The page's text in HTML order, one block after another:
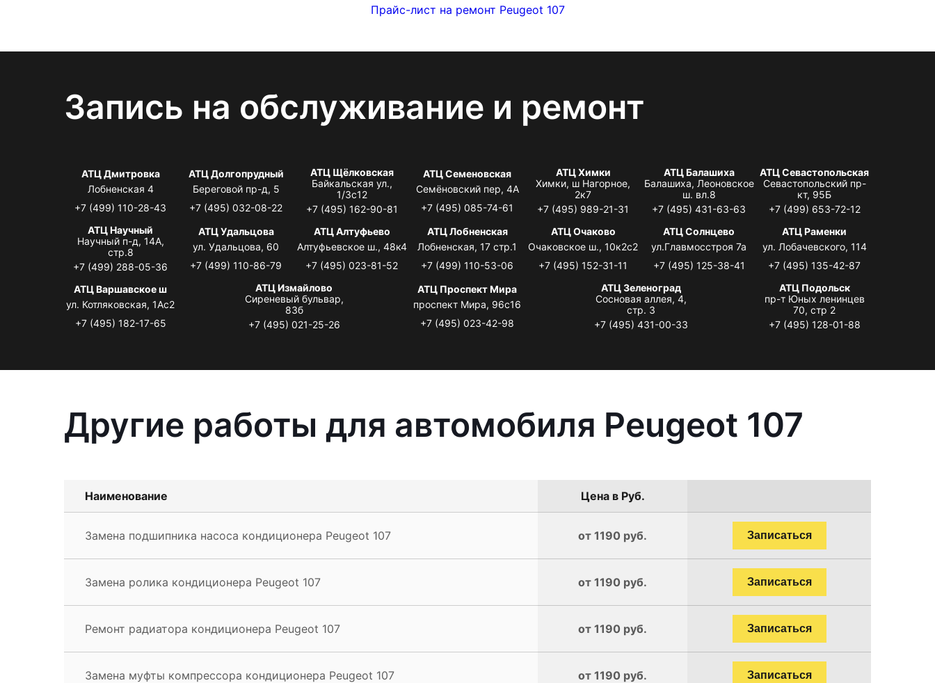
Прайс-лист на ремонт Peugeot 107
Запись на обслуживание и ремонт
АТЦ Дмитровка
Лобненская 4
+7 (499) 110-28-43
АТЦ Долгопрудный
Береговой пр-д, 5
+7 (495) 032-08-22
АТЦ Щёлковская
Байкальская ул.,
1/3с12
+7 (495) 162-90-81
АТЦ Семеновская
Семёновский пер, 4А
+7 (495) 085-74-61
АТЦ Химки
Химки, ш Нагорное,
2к7
+7 (495) 989-21-31
АТЦ Балашиха
Балашиха, Леоновское
ш. вл.8
+7 (495) 431-63-63
АТЦ Севастопольская
Севастопольский пр-
кт, 95Б
+7 (499) 653-72-12
АТЦ Научный
Научный п-д, 14А,
стр.8
+7 (499) 288-05-36
АТЦ Удальцова
ул. Удальцова, 60
+7 (499) 110-86-79
АТЦ Алтуфьево
Алтуфьевское ш., 48к4
+7 (495) 023-81-52
АТЦ Лобненская
Лобненская, 17 стр.1
+7 (499) 110-53-06
АТЦ Очаково
Очаковское ш., 10к2с2
+7 (495) 152-31-11
АТЦ Солнцево
ул.Главмосстроя 7а
+7 (495) 125-38-41
АТЦ Раменки
ул. Лобачевского, 114
+7 (495) 135-42-87
АТЦ Варшавское ш
ул. Котляковская, 1Ас2
+7 (495) 182-17-65
АТЦ Измайлово
Сиреневый бульвар,
83б
+7 (495) 021-25-26
АТЦ Проспект Мира
проспект Мира, 96с16
+7 (495) 023-42-98
АТЦ Зеленоград
Сосновая аллея, 4,
стр. 3
+7 (495) 431-00-33
АТЦ Подольск
пр-т Юных ленинцев
70, стр 2
+7 (495) 128-01-88
Другие работы для автомобиля Peugeot 107
Наименование Цена в Руб.
Замена подшипника насоса кондиционера Peugeot 107 от 1190 руб. Записаться
Замена ролика кондиционера Peugeot 107 от 1190 руб. Записаться
Ремонт радиатора кондиционера Peugeot 107 от 1190 руб. Записаться
Замена муфты компрессора кондиционера Peugeot 107 от 1190 руб. Записаться